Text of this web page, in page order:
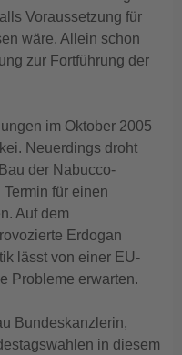
Voraussetzung für
wäre. Allein schon
zur Fortführung der
im Oktober 2005
Neuerdings droht
der Nabucco-
für einen
Auf dem
Erdogan
lässt von einer EU-
Probleme erwarten.
Bundeskanzlerin,
in diesem